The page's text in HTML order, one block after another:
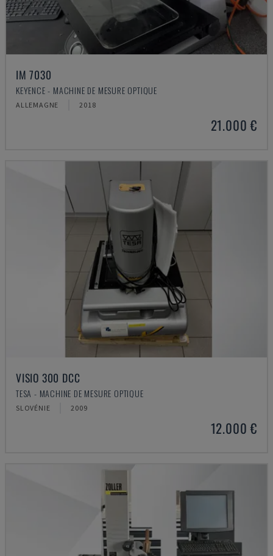
IM 7030
KEYENCE - MACHINE DE MESURE OPTIQUE
ALLEMAGNE 2018
21.000 €
VISIO 300 DCC
TESA - MACHINE DE MESURE OPTIQUE
SLOVÉNIE 2009
12.000 €